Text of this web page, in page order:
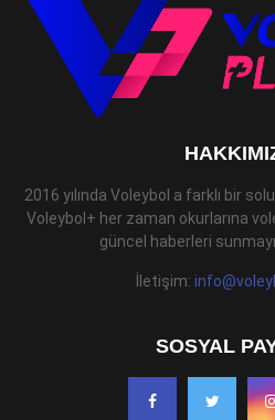
2016 yılında Voleybol a farklı bir
Voleybol+ her zaman okurlarına
güncel haberleri
İletişim:
SOSYAL